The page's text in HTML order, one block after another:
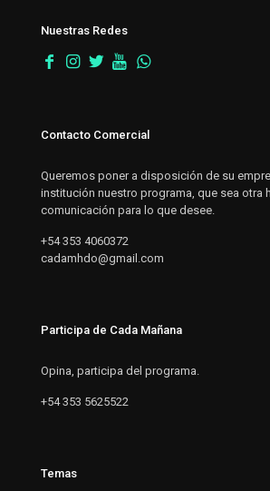
Nuestras Redes
Contacto Comercial
Queremos poner a disposición de su
institución nuestro programa, que sea otra
comunicación para lo que desee.
+54 353 4060372
cadamhdo@gmail.com
Participa de Cada Mañana
Opina, participa del programa.
+54 353 5625522
Temas